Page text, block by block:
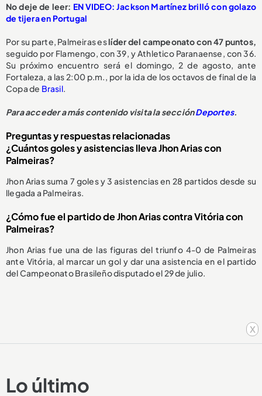
x
No deje de leer: EN VIDEO: Jackson Martínez brilló con golazo
de tijera en Portugal
Por su parte, Palmeiras eslíder del campeonato con 47 puntos,
seguido por Flamengo, con 39, y Athletico Paranaense, con 36.
Su próximo encuentro será el domingo, 2 de agosto, ante
Fortaleza, a las 2:00 p.m., por la ida de los octavos de final de la
Copa de Brasil.
Para acceder a más contenido visita la secciónDeportes.
Preguntas y respuestas relacionadas
¿Cuántos goles y asistencias lleva Jhon Arias con
Palmeiras?
Jhon Arias suma 7 goles y 3 asistencias en 28 partidos desde su
llegada a Palmeiras.
¿Cómo fue el partido de Jhon Arias contra Vitória con
Palmeiras?
Jhon Arias fue una de las figuras del triunfo 4-0 de Palmeiras
ante Vitória, al marcar un gol y dar una asistencia en el partido
del Campeonato Brasileño disputado el 29 de julio.
Lo último